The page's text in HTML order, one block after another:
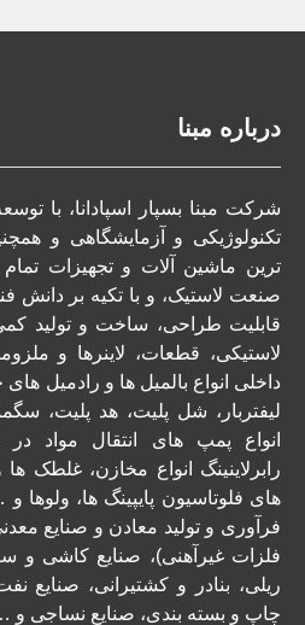
درباره مبنا
شرکت مبنا بسپار اسپادانا، با
تکنولوژیکی و آزمایشگاهی و
ترین ماشین آلات و تجهیزات تمام
صنعت لاستیک، و با تکیه بر دانش
قابلیت طراحی، ساخت و تولید
لاستیکی، قطعات، لاینرها و
داخلی انواع بالمیل ها و رادمیل
لیفتربار، شل پلیت، هد پلیت،
انواع پمپ های انتقال مواد
رابرلاینینگ انواع مخازن، غلطک
های فلوتاسیون پایپینگ ها،
فرآوری و تولید معادن و صنایع
فلزات غیرآهنی)، صنایع کاشی و
ریلی، بنادر و کشتیرانی، صنایع
چاپ و بسته بندی، صنایع نساجی و